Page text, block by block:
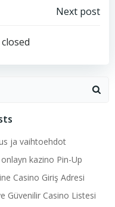
Next post
ja vaihtoehdot
kazino Pin-Up
Casino Giriş Adresi
Güvenilir Casino Listesi